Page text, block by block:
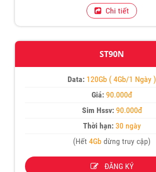
Chi tiết
ST90N
Data: 120Gb ( 4Gb/1 Ngày )
Giá:90.000đ
Sim Hssv:90.000đ
Thời hạn:30 ngày
(Hết4Gb dừng truy cập)
ĐĂNG KÝ